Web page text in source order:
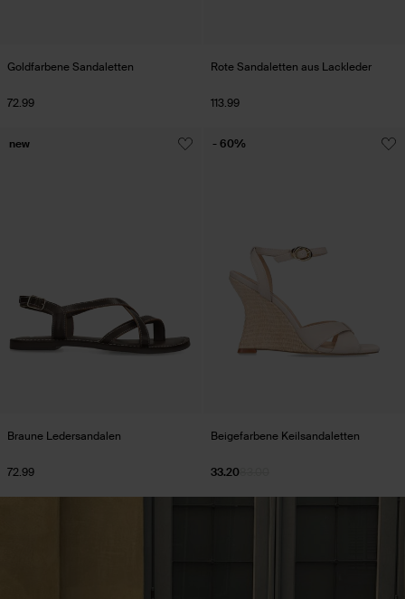
Goldfarbene Sandaletten
72.99
Rote Sandaletten aus Lackleder
113.99
Braune Ledersandalen
72.99
new
Beigefarbene Keilsandaletten
33.20
- 60%